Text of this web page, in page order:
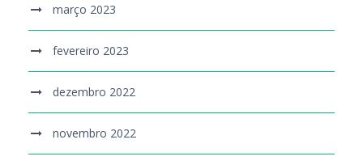
março 2023
fevereiro 2023
dezembro 2022
novembro 2022